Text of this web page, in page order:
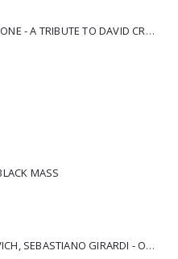
AAVV LONG TIME GONE - A TRIBUTE TO DAVID CROSBY
MASS
MATTEO TORCINOVICH, SEBASTIANO GIRARDI - OUTSIDE THE LINES: LOST PHOTOGRAPHS OF PUNK AND NEW WAVE'S MOST ICONIC ALBUMS